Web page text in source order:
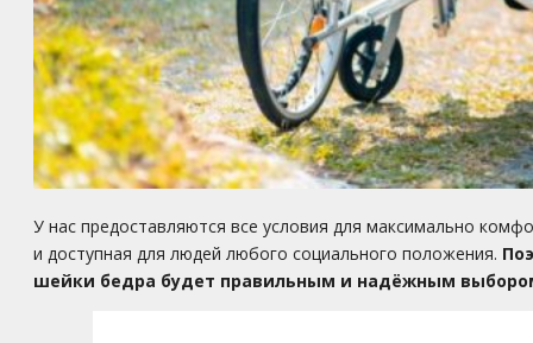
У нас предоставляются все условия для максимально
и доступная для людей любого социального положения.
шейки бедра будет правильным и надёжным